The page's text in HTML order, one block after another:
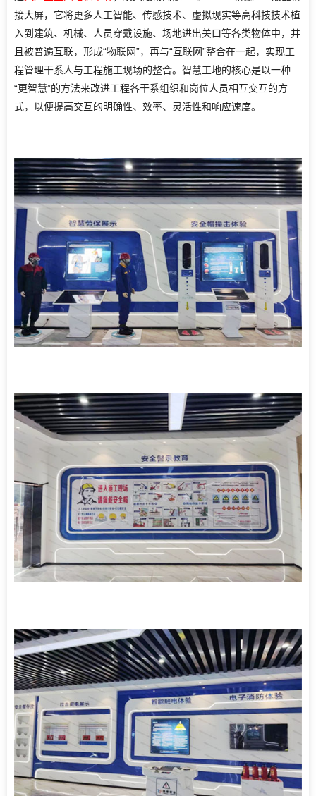
接大屏，它将更多人工智能、传感技术、虚拟现实等高科技技术植
入到建筑、机械、人员穿戴设施、场地进出关口等各类物体中，并
且被普遍互联，形成“物联网”，再与“互联网”整合在一起，实现工
程管理干系人与工程施工现场的整合。智慧工地的核心是以一种
“更智慧”的方法来改进工程各干系组织和岗位人员相互交互的方
式，以便提高交互的明确性、效率、灵活性和响应速度。